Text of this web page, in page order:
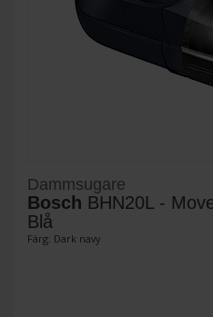
Dammsugare
Bosch BHN20L -
Blå
Färg: Dark navy